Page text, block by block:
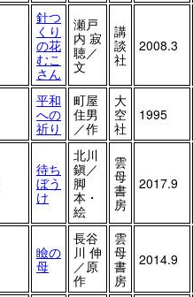
針つ
くり
の花
むこ
さん
瀬戸
内 寂
聴／
文
講
談
社
2008.3
平和
への
祈り
町屋
住男
／作
大
空
社
1995
待ち
ぼう
け
北川
鎭／
脚
本・
絵
雲
母
書
房
2017.9
瞼の
母
長谷
川 伸
／原
作
雲
母
書
房
2014.9